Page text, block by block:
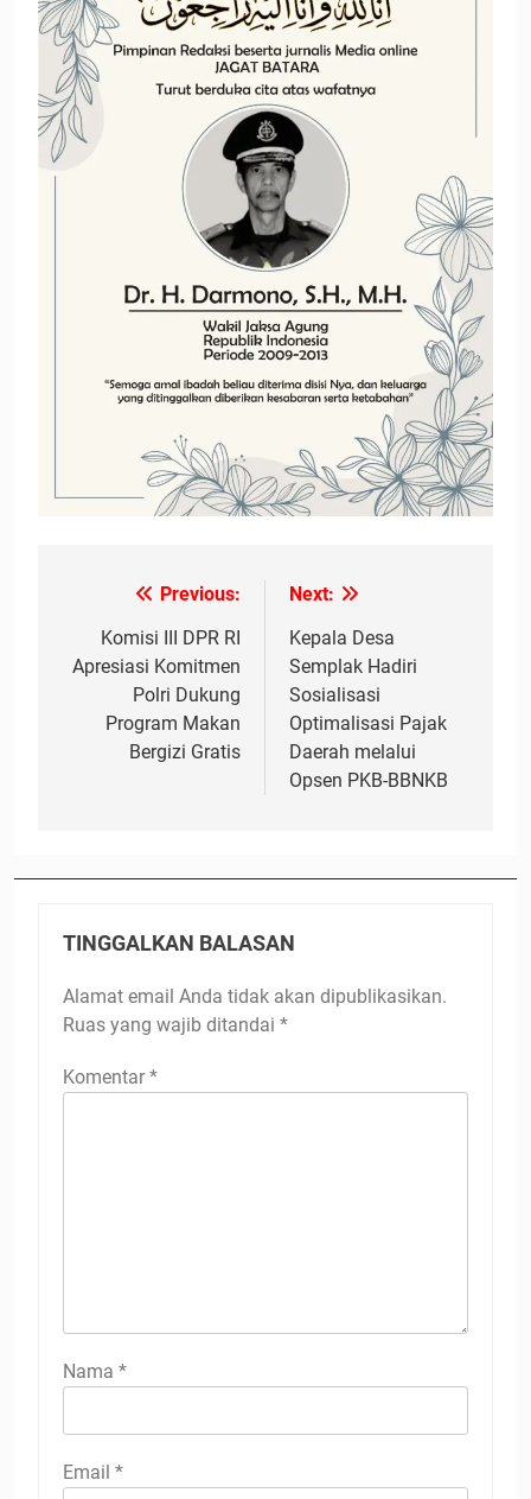
Navigasi
pos
Previous:
Komisi III DPR RI
Apresiasi Komitmen
Polri Dukung
Program Makan
Bergizi Gratis
Next:
Kepala Desa
Semplak Hadiri
Sosialisasi
Optimalisasi Pajak
Daerah melalui
Opsen PKB-BBNKB
TINGGALKAN BALASAN
Alamat email Anda tidak akan dipublikasikan.
Ruas yang wajib ditandai *
Komentar *
Nama *
Email *